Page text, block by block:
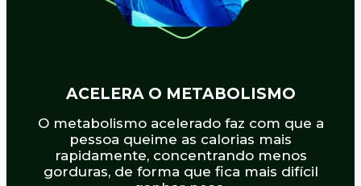
ACELERA O METABOLISMO
O metabolismo acelerado faz com que a
pessoa queime as calorias mais
rapidamente, concentrando menos
gorduras, de forma que fica mais difícil